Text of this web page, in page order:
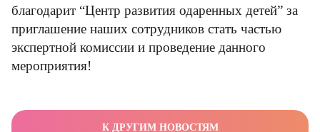
благодарит “Центр развития одаренных детей” за
приглашение наших сотрудников стать частью
экспертной комиссии и проведение данного
мероприятия!
К ДРУГИМ НОВОСТЯМ